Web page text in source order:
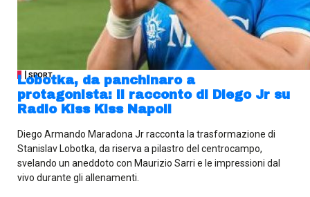
| SPORT
Lobotka, da panchinaro a
protagonista: il racconto di Diego Jr su
Radio Kiss Kiss Napoli
Diego Armando Maradona Jr racconta la trasformazione di
Stanislav Lobotka, da riserva a pilastro del centrocampo,
svelando un aneddoto con Maurizio Sarri e le impressioni dal
vivo durante gli allenamenti.